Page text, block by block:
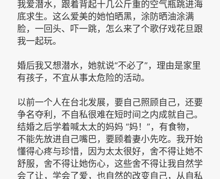
我爱潜水，跟着背起十几公斤重的空气瓶跳进海
底求生。这么爱美的她怕晒黑，涂防晒油涂满
脸，一回头、吓一跳，怎么来了个歌仔戏花旦跟
我一起玩。
婚后我又想潜水，她就说“不必了”，理由是家里
有孩子，不宜从事太危险的活动。
以前一个人在台北发展，要自己照顾自己，还要
争名夺利，不自私很难在短时间之内成就自己。
结婚之后学着喊太太的妈妈 “妈！”，有食物，
不能先放进自己嘴巴，要顾着妻小先吃。我开始
懂得心疼与珍惜，因为太太很好，舍不得让她不
舒服，舍不得让她伤心，这些舍不得让我自然学
会了让，学会了爱，也自然的改变自己，从自私